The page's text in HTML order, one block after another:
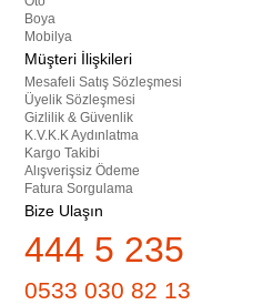
Boya
Mobilya
Müşteri İlişkileri
Mesafeli Satış Sözleşmesi
Üyelik Sözleşmesi
Gizlilik & Güvenlik
K.V.K.K Aydınlatma
Kargo Takibi
Alışverişsiz Ödeme
Fatura Sorgulama
Bize Ulaşın
444 5 235
0533 030 82 13